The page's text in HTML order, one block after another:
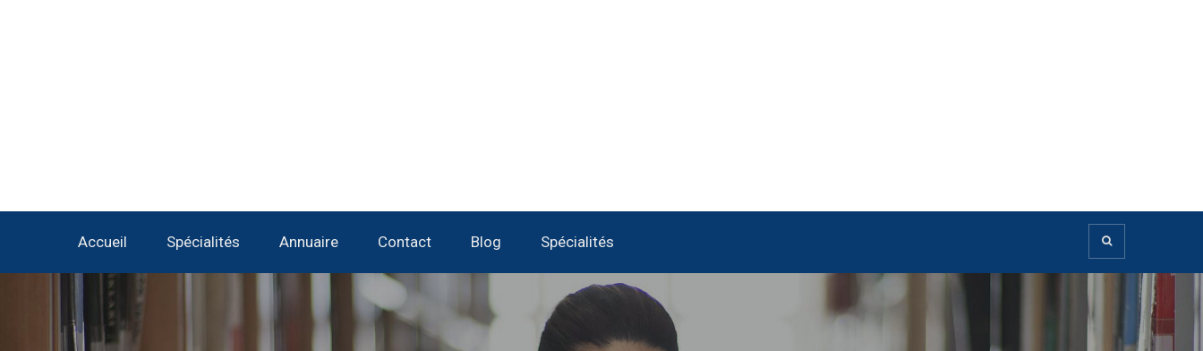
Accueil Spécialités Annuaire Contact Blog Spécialités